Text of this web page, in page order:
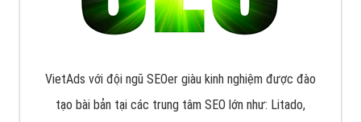
VietAds với đội ngũ SEOer giàu kinh nghiệm được đào
tạo bài bản tại các trung tâm SEO lớn như: Litado,